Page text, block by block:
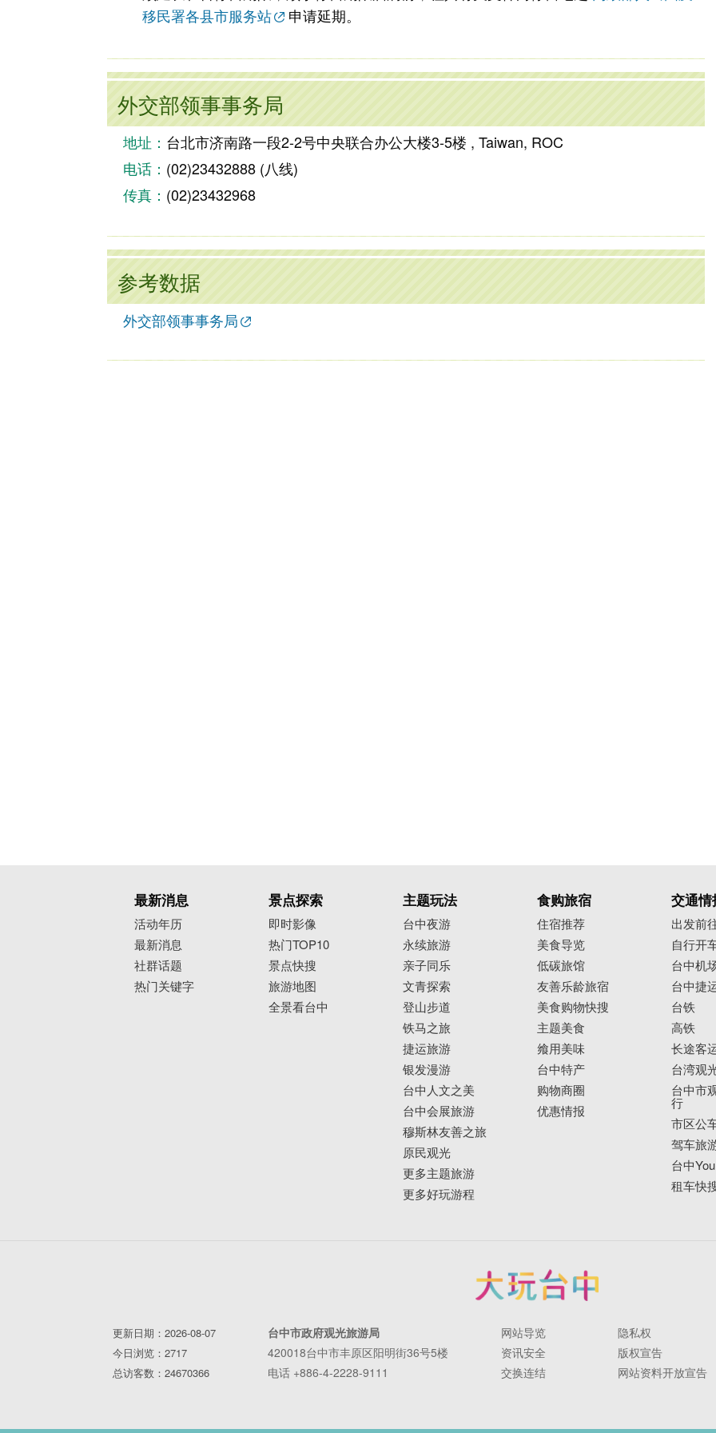
移民署各县市服务站
申请延期。
外交部领事事务局
地址： 台北市济南路一段2-2号中央联合办公大楼3-5楼 , Taiwan, ROC
电话： (02)23432888 (八线)
传真： (02)23432968
参考数据
外交部领事事务局
最新消息
活动年历
最新消息
社群话题
热门关键字
景点探索
即时影像
热门TOP10
景点快搜
旅游地图
全景看台中
主题玩法
台中夜游
永续旅游
亲子同乐
文青探索
登山步道
铁马之旅
捷运旅游
银发漫游
台中人文之美
台中会展旅游
穆斯林友善之旅
原民观光
更多主题旅游
更多好玩游程
食购旅宿
住宿推荐
美食导览
低碳旅馆
友善乐龄旅宿
美食购物快搜
主题美食
飨用美味
台中特产
购物商圈
优惠情报
交通情
出发前
自行开
台中机
台中捷
台铁
高铁
长途客
台湾观
台中市
行
市区公
驾车旅
台中
租车快
更新日期：2026-08-07
今日浏览：2717
总访客数：24670366
台中市政府观光旅游局
420018台中市丰原区阳明街36号5楼
电话 +886-4-2228-9111
网站导览
隐私权
资讯安全
版权宣告
交换连结
网站资料开放宣告